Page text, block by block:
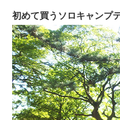
初めて買うソロキャンプ